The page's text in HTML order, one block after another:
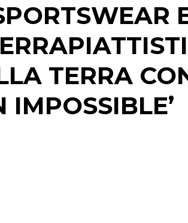
RICERCHE
TREND
TERRA
IMPOSSIBLE’